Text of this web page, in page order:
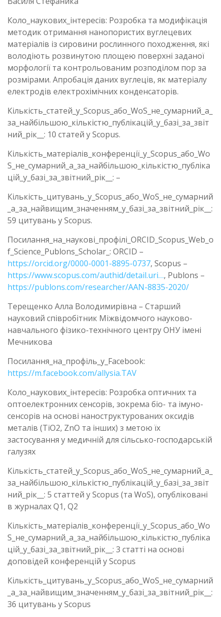
Коло_наукових_інтересів: Розробка та модифікація
методик отримання нанопористих вуглецевих
матеріалів із сировини рослинного походження, які
володіють розвинутою площею поверхні заданої
морфології та контрольованим розподілом пор за
розмірами. Апробація даних вуглеців, як матеріалу
електродів електрохімічних конденсаторів.
Кількість_статей_у_Scopus_або_WoS_не_сумарний_а_
за_найбільшою_кількістю_публікацій_у_базі_за_звіт
ний_рік__: 10 статей у Scopus.
Кількість_матеріалів_конференції_у_Scopus_або_Wo
S_не_сумарний_а_за_найбільшою_кількістю_публіка
цій_у_базі_за_звітний_рік__: –
Кількість_цитувань_у_Scopus_або_WoS_не_сумарний
_а_за_найвищим_значенням_у_базі_за_звітний_рік__:
59 цитувань у Scopus.
Посилання_на_наукові_профілі_ORCID_Scopus_Web_o
f_Science_Publons_Scholar_: ORCID –
https://orcid.org/0000-0001-8895-0737, Scopus –
https://www.scopus.com/authid/detail.uri…, Publons –
https://publons.com/researcher/AAN-8835-2020/
Терещенко Алла Володимирівна – Старший
науковий співробітник Міжвідомчого науково-
навчального фізико-технічного центру ОНУ імені
Мечникова
Посилання_на_профіль_у_Facebook:
https://m.facebook.com/allysia.TAV
Коло_наукових_інтересів: Розробка оптичних та
оптоелектронних сенсорів, зокрема біо- та імуно-
сенсорів на основі наноструктурованих оксидів
металів (TiO2, ZnO та інших) з метою їх
застосування у медичній для сільсько-господарській
галузях
Кількість_статей_у_Scopus_або_WoS_не_сумарний_а_
за_найбільшою_кількістю_публікацій_у_базі_за_звіт
ний_рік__: 5 статтей у Scopus (та WoS), опубліковані
в журналах Q1, Q2
Кількість_матеріалів_конференції_у_Scopus_або_Wo
S_не_сумарний_а_за_найбільшою_кількістю_публіка
цій_у_базі_за_звітний_рік__: 3 статті на основі
доповідей конференцій у Scopus
Кількість_цитувань_у_Scopus_або_WoS_не_сумарний
_а_за_найвищим_значенням_у_базі_за_звітний_рік__:
36 цитувань у Scopus